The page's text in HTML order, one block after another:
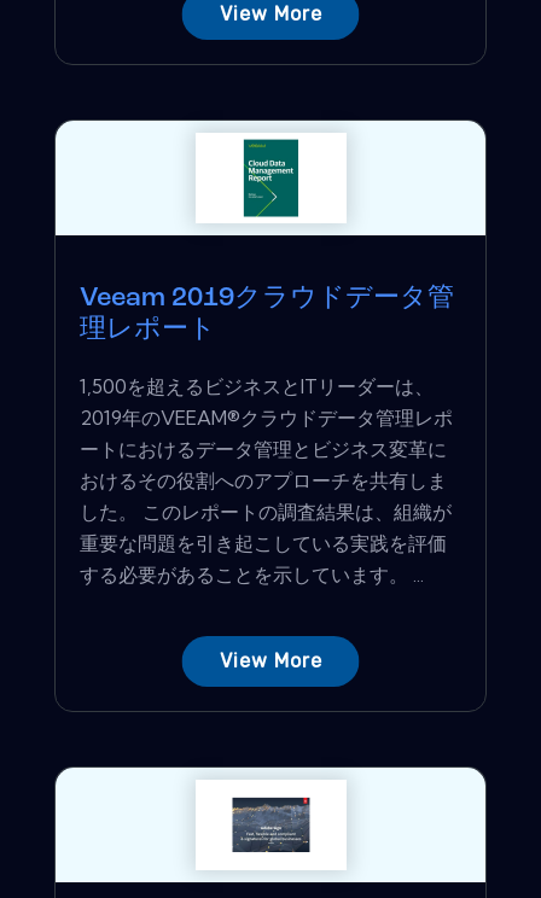
View More
Veeam 2019クラウドデータ管
理レポート
1,500を超えるビジネスとITリーダーは、
2019年のVEEAM®クラウドデータ管理レポ
ートにおけるデータ管理とビジネス変革に
おけるその役割へのアプローチを共有しま
した。 このレポートの調査結果は、組織が
重要な問題を引き起こしている実践を評価
する必要があることを示しています。 ...
View More